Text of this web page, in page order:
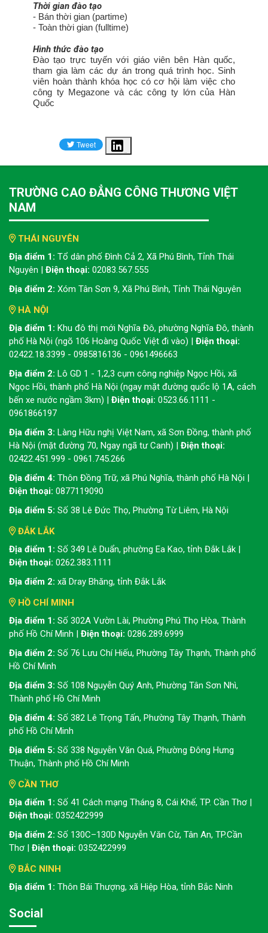
Thời gian đào tạo
- Bán thời gian (partime)
- Toàn thời gian (fulltime)
Hình thức đào tạo
Đào tạo trực tuyến với giáo viên bên Hàn quốc,
tham gia làm các dự án trong quá trình học. Sinh
viên hoàn thành khóa học có cơ hội làm việc cho
công ty Megazone và các công ty lớn của Hàn
Quốc
TRƯỜNG CAO ĐẲNG CÔNG THƯƠNG VIỆT
NAM
THÁI NGUYÊN
Địa điểm 1: Tổ dân phố Đình Cả 2, Xã Phú Bình, Tỉnh Thái
Nguyên | Điện thoại: 02083.567.555
Địa điểm 2: Xóm Tân Sơn 9, Xã Phú Bình, Tỉnh Thái Nguyên
HÀ NỘI
Địa điểm 1: Khu đô thị mới Nghĩa Đô, phường Nghĩa Đô, thành
phố Hà Nội (ngõ 106 Hoàng Quốc Việt đi vào) | Điện thoại:
02422.18.3399 - 0985816136 - 0961496663
Địa điểm 2: Lô GD 1 - 1,2,3 cụm công nghiệp Ngọc Hồi, xã
Ngọc Hồi, thành phố Hà Nội (ngay mặt đường quốc lộ 1A, cách
bến xe nước ngầm 3km) | Điện thoại: 0523.66.1111 -
0961866197
Địa điểm 3: Làng Hữu nghị Việt Nam, xã Sơn Đồng, thành phố
Hà Nội (mặt đường 70, Ngay ngã tư Canh) | Điện thoại:
02422.451.999 - 0961.745.266
Địa điểm 4: Thôn Đồng Trữ, xã Phú Nghĩa, thành phố Hà Nội |
Điện thoại: 0877119090
Địa điểm 5: Số 38 Lê Đức Thọ, Phường Từ Liêm, Hà Nội
ĐẮK LẮK
Địa điểm 1: Số 349 Lê Duẩn, phường Ea Kao, tỉnh Đắk Lắk |
Điện thoại: 0262.383.1111
Địa điểm 2: xã Dray Bhăng, tỉnh Đắk Lắk
HỒ CHÍ MINH
Địa điểm 1: Số 302A Vườn Lài, Phường Phú Thọ Hòa, Thành
phố Hồ Chí Minh | Điện thoại: 0286.289.6999
Địa điểm 2: Số 76 Lưu Chí Hiếu, Phường Tây Thạnh, Thành phố
Hồ Chí Minh
Địa điểm 3: Số 108 Nguyễn Quý Anh, Phường Tân Sơn Nhì,
Thành phố Hồ Chí Minh
Địa điểm 4: Số 382 Lê Trọng Tấn, Phường Tây Thạnh, Thành
phố Hồ Chí Minh
Địa điểm 5: Số 338 Nguyễn Văn Quá, Phường Đông Hưng
Thuận, Thành phố Hồ Chí Minh
CẦN THƠ
Địa điểm 1: Số 41 Cách mạng Tháng 8, Cái Khế, TP. Cần Thơ |
Điện thoại: 0352422999
Địa điểm 2: Số 130C–130D Nguyễn Văn Cừ, Tân An, TP.Cần
Thơ | Điện thoại: 0352422999
BẮC NINH
Địa điểm 1: Thôn Bái Thượng, xã Hiệp Hòa, tỉnh Bắc Ninh
Social